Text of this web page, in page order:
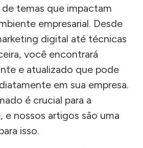
de temas que impactam
empresarial. Desde
digital até técnicas
você encontrará
e atualizado que pode
em sua empresa.
é crucial para a
nossos artigos são uma
isso.